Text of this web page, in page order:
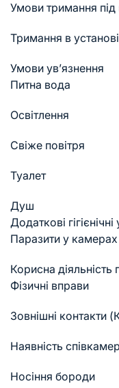
Умови тримання
Тримання в
Умови ув’язнення
Питна вода
Освітлення
Свіже повітря
Туалет
Душ
Додаткові
Паразити у камерах
Корисна
Фізичні вправи
Зовнішні контакти
Наявність
Носіння бороди